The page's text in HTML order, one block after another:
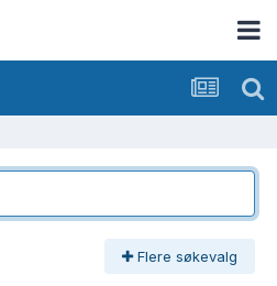
Flere søkevalg